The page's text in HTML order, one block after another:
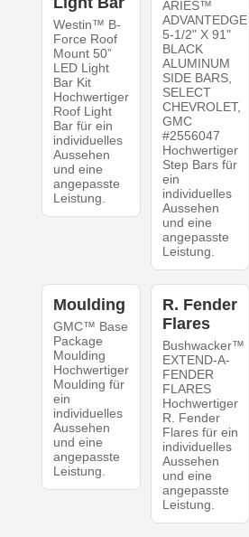
Westin™ B-
Force Roof
Mount 50”
LED Light
Bar Kit
Hochwertiger
Roof Light
Bar für ein
individuelles
Aussehen
und eine
angepasste
Leistung.
ARIES™
ADVANTEDGE
5-1/2" X 91"
BLACK
ALUMINUM
SIDE BARS,
SELECT
CHEVROLET,
GMC
#2556047
Hochwertiger
Step Bars für
ein
individuelles
Aussehen
und eine
angepasste
Leistung.
Moulding
GMC™ Base
Package
Moulding
Hochwertiger
Moulding für
ein
individuelles
Aussehen
und eine
angepasste
Leistung.
R. Fender
Flares
Bushwacker™
EXTEND-A-
FENDER
FLARES
Hochwertiger
R. Fender
Flares für ein
individuelles
Aussehen
und eine
angepasste
Leistung.